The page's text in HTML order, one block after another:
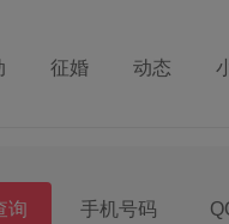
征婚 动态
询 手机号码